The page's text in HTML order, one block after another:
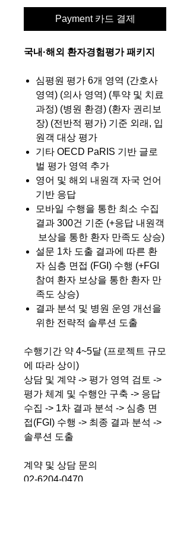
Payment 카드 결제
국내·해외 환자경험평가 패키지
심평원 평가 6개 영역 (간호사
영역) (의사 영역) (투약 및 치료
과정) (병원 환경) (환자 권리보
장) (전반적 평가) 기준 외래, 입
원객 대상 평가
기타 OECD PaRIS 기반 글로
벌 평가 영역 추가
영어 및 해외 내원객 자국 언어
기반 응답
모바일 수행을 통한 최소 수집
결과 300건 기준 (+응답 내원객
보상을 통한 환자 만족도 상승)
설문 1차 도출 결과에 따른 환
자 심층 면접 (FGI) 수행 (+FGI
참여 환자 보상을 통한 환자 만
족도 상승)
결과 분석 및 병원 운영 개선을
위한 전략적 솔루션 도출
수행기간 약 4~5달 (프로젝트 규모
에 따라 상이)
상담 및 계약 -> 평가 영역 검토 ->
평가 체계 및 수행안 구축 -> 응답
수집 -> 1차 결과 분석 -> 심층 면
접(FGI) 수행 -> 최종 결과 분석 ->
솔루션 도출
계약 및 상담 문의
02-6204-0470